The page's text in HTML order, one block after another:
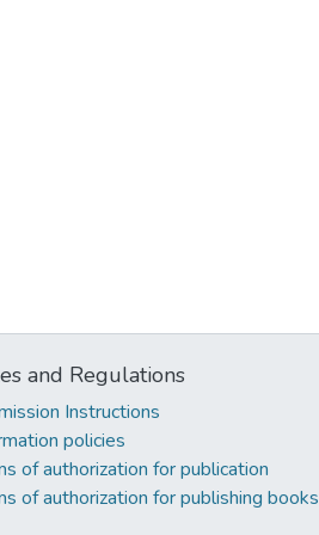
and Regulations
Instructions
policies
of authorization for publication
of authorization for publishing books